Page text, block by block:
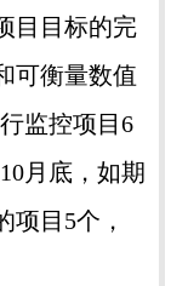
目目标的完
可衡量数值
监控项目6
月底，如期
项目5个，